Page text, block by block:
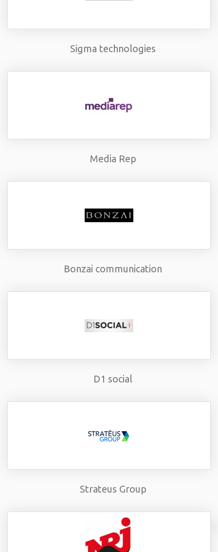
Sigma technologies
Media Rep
Bonzai communication
D1 social
Strateus Group